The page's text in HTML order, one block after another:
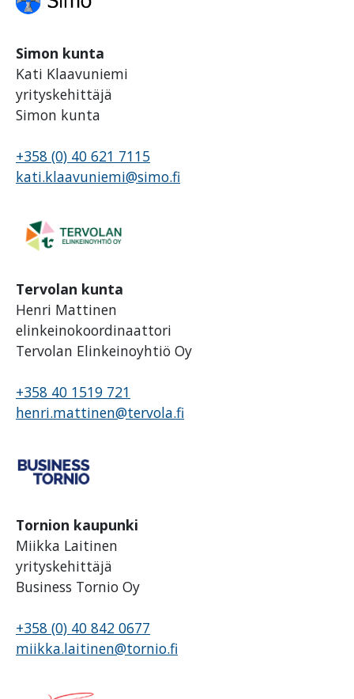
Simon kunta
Kati Klaavuniemi
yrityskehittäjä
Simon kunta
+358 (0) 40 621 7115
kati.klaavuniemi@simo.fi
Tervolan kunta
Henri Mattinen
elinkeinokoordinaattori
Tervolan Elinkeinoyhtiö Oy
+358 40 1519 721
henri.mattinen@tervola.fi
Tornion kaupunki
Miikka Laitinen
yrityskehittäjä
Business Tornio Oy
+358 (0) 40 842 0677
miikka.laitinen@tornio.fi